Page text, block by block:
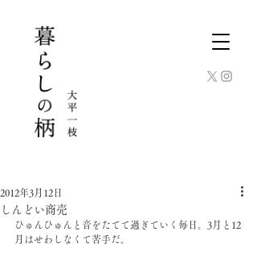
しんどい商売
2012年3月12日
ひゅんひゅんと音をたてて過ぎていく毎日。3月と12
月はせわしなくて苦手だ。